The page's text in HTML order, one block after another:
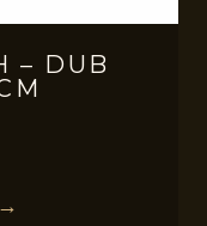
– DUB